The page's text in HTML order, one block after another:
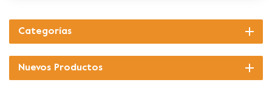
Categorías
Nuevos Productos